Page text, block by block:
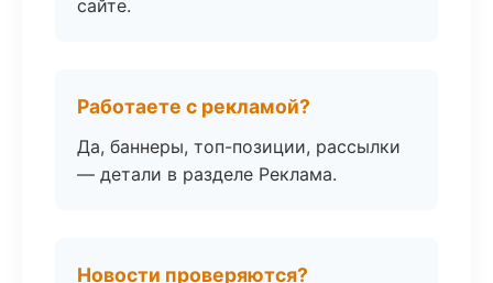
сайте.
Работаете с рекламой?
Да, баннеры, топ-позиции, рассылки
— детали в разделе Реклама.
Новости проверяются?